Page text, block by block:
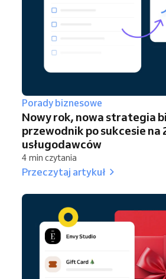
Porady biznesowe
Nowy rok, nowa strategia
przewodnik po sukcesie na
usługodawców
4 min czytania
Przeczytaj artykuł